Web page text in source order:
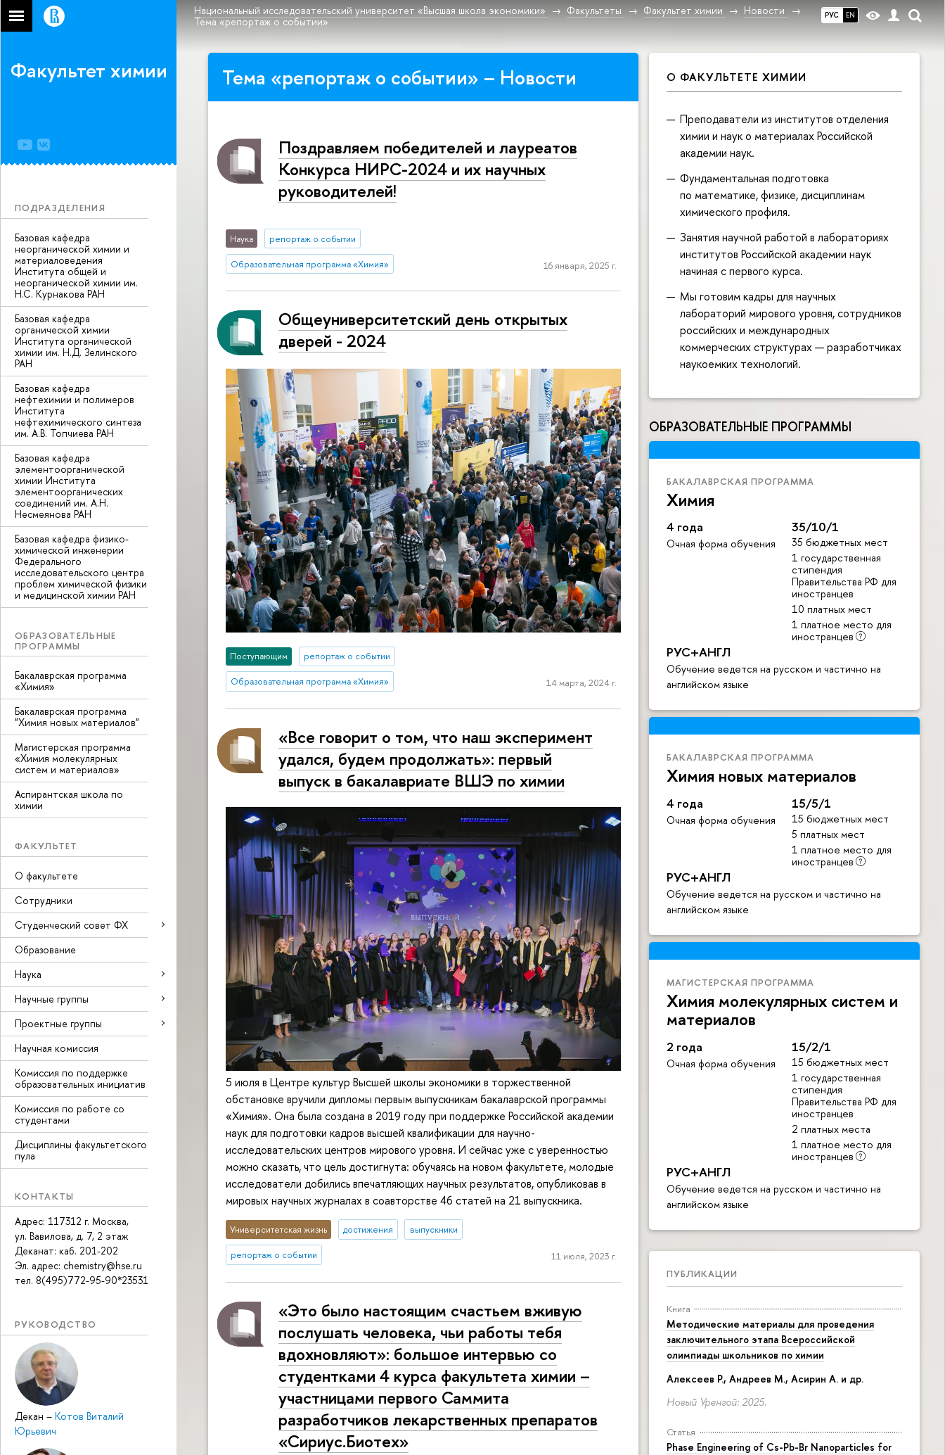
РУС EN
Национальный исследовательский университет «Высшая школа экономики» Факультеты Факультет химии
Новости
Тема «репортаж о событии»
Факультет химии
ПОДРАЗДЕЛЕНИЯ
Базовая кафедра
неорганической химии и
материаловедения
Института общей и
неорганической химии им.
Н.С. Курнакова РАН
Базовая кафедра
органической химии
Института органической
химии им. Н.Д. Зелинского
РАН
Базовая кафедра
нефтехимии и полимеров
Института
нефтехимического синтеза
им. А.В. Топчиева РАН
Базовая кафедра
элементоорганической
химии Института
элементоорганических
соединений им. А.Н.
Несмеянова РАН
Базовая кафедра физико-
химической инженерии
Федерального
исследовательского центра
проблем химической физики
и медицинской химии РАН
ОБРАЗОВАТЕЛЬНЫЕ
ПРОГРАММЫ
Бакалаврская программа
«Химия»
Бакалаврская программа
"Химия новых материалов"
Магистерская программа
«Химия молекулярных
систем и материалов»
Аспирантская школа по
химии
ФАКУЛЬТЕТ
О факультете
Сотрудники
Студенческий совет ФХ
Образование
Наука
Научные группы
Проектные группы
Научная комиссия
Комиссия по поддержке
образовательных инициатив
Комиссия по работе со
студентами
Дисциплины факультетского
пула
КОНТАКТЫ
Адрес: 117312 г. Москва,
ул. Вавилова, д. 7, 2 этаж
Деканат: каб. 201-202
Эл. адрес: chemistry@hse.ru
тел. 8(495)772-95-90*23531
РУКОВОДСТВО
Декан – Котов Виталий
Юрьевич
О ФАКУЛЬТЕТЕ ХИМИИ
Преподаватели из институтов отделения
химии и наук о материалах Российской
академии наук.
Фундаментальная подготовка
по математике, физике, дисциплинам
химического профиля.
Занятия научной работой в лабораториях
институтов Российской академии наук
начиная с первого курса.
Мы готовим кадры для научных
лабораторий мирового уровня, сотрудников
российских и международных
коммерческих структурах — разработчиках
наукоемких технологий.
ОБРАЗОВАТЕЛЬНЫЕ ПРОГРАММЫ
БАКАЛАВРСКАЯ ПРОГРАММА
Химия
4 года
Очная форма обучения
35/10/1
35 бюджетных мест
1 государственная
стипендия
Правительства РФ для
иностранцев
10 платных мест
1 платное место для
иностранцев
РУС+АНГЛ
Обучение ведется на русском и частично на
английском языке
БАКАЛАВРСКАЯ ПРОГРАММА
Химия новых материалов
4 года
Очная форма обучения
15/5/1
15 бюджетных мест
5 платных мест
1 платное место для
иностранцев
РУС+АНГЛ
Обучение ведется на русском и частично на
английском языке
МАГИСТЕРСКАЯ ПРОГРАММА
Химия молекулярных систем и
материалов
2 года
Очная форма обучения
15/2/1
15 бюджетных мест
1 государственная
стипендия
Правительства РФ для
иностранцев
2 платных места
1 платное место для
иностранцев
РУС+АНГЛ
Обучение ведется на русском и частично на
английском языке
ПУБЛИКАЦИИ
Книга
Методические материалы для проведения
заключительного этапа Всероссийской
олимпиады школьников по химии
Алексеев Р., Андреев М., Асирин А. и др.
Новый Уренгой: 2025.
Статья
Phase Engineering of Cs-Pb-Br Nanoparticles for
Тема «репортаж о событии» – Новости
Поздравляем победителей и лауреатов
Конкурса НИРС-2024 и их научных
руководителей!
Наука репортаж о событии
Образовательная программа «Химия» 16 января, 2025 г.
Общеуниверситетский день открытых
дверей - 2024
Поступающим репортаж о событии
Образовательная программа «Химия» 14 марта, 2024 г.
«Все говорит о том, что наш эксперимент
удался, будем продолжать»: первый
выпуск в бакалавриате ВШЭ по химии
5 июля в Центре культур Высшей школы экономики в торжественной
обстановке вручили дипломы первым выпускникам бакалаврской программы
«Химия». Она была создана в 2019 году при поддержке Российской академии
наук для подготовки кадров высшей квалификации для научно-
исследовательских центров мирового уровня. И сейчас уже с уверенностью
можно сказать, что цель достигнута: обучаясь на новом факультете, молодые
исследователи добились впечатляющих научных результатов, опубликовав в
мировых научных журналах в соавторстве 46 статей на 21 выпускника.
Университетская жизнь достижения выпускники
репортаж о событии 11 июля, 2023 г.
«Это было настоящим счастьем вживую
послушать человека, чьи работы тебя
вдохновляют»: большое интервью со
студентками 4 курса факультета химии –
участницами первого Саммита
разработчиков лекарственных препаратов
«Сириус.Биотех»